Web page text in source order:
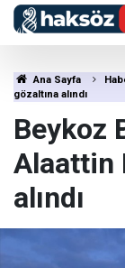
Ana Sayfa
gözaltına alındı
Beykoz
Alaattin
alındı